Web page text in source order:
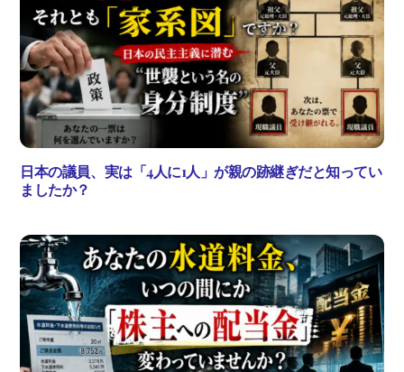
日本の議員、実は「4人に1人」が親の跡継ぎだと知ってい
ましたか？